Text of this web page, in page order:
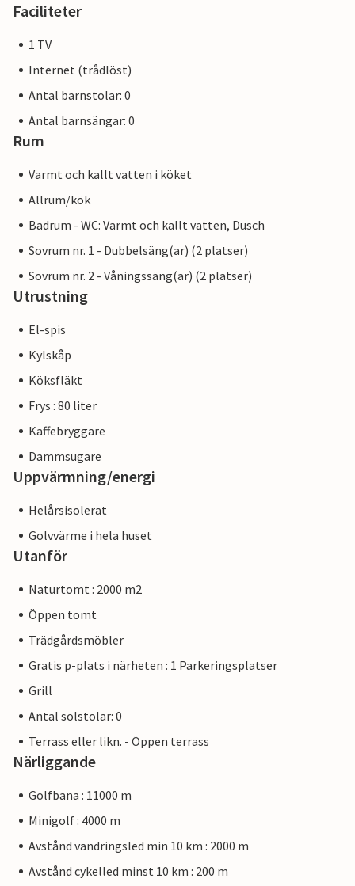
Faciliteter
1 TV
Internet (trådlöst)
Antal barnstolar: 0
Antal barnsängar: 0
Rum
Varmt och kallt vatten i köket
Allrum/kök
Badrum - WC: Varmt och kallt vatten, Dusch
Sovrum nr. 1 - Dubbelsäng(ar) (2 platser)
Sovrum nr. 2 - Våningssäng(ar) (2 platser)
Utrustning
El-spis
Kylskåp
Köksfläkt
Frys : 80 liter
Kaffebryggare
Dammsugare
Uppvärmning/energi
Helårsisolerat
Golvvärme i hela huset
Utanför
Naturtomt : 2000 m2
Öppen tomt
Trädgårdsmöbler
Gratis p-plats i närheten : 1 Parkeringsplatser
Grill
Antal solstolar: 0
Terrass eller likn. - Öppen terrass
Närliggande
Golfbana : 11000 m
Minigolf : 4000 m
Avstånd vandringsled min 10 km : 2000 m
Avstånd cykelled minst 10 km : 200 m